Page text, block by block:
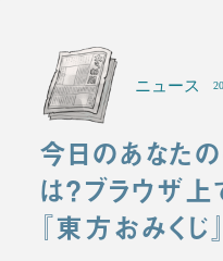
ニュース
今日のあなた
は？ブラウザ
『東方おみくじ